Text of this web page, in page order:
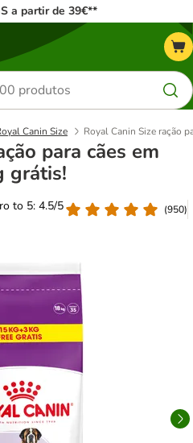
a partir de 39€**
Canin Size Royal Canin Size ração
para cães em
grátis!
to 5: 4.5/5
(950)